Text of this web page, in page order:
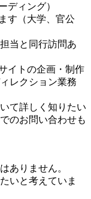
ディング）
す（大学、官公
当と同行訪問あ
イトの企画・制作
レクション業務
て詳しく知りたい
のお問い合わせも
ありません。
いと考えていま